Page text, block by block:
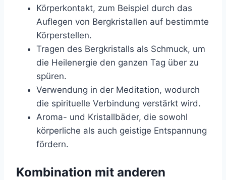
Körperkontakt, zum Beispiel durch das
Auflegen von Bergkristallen auf bestimmte
Körperstellen.
Tragen des Bergkristalls als Schmuck, um
die Heilenergie den ganzen Tag über zu
spüren.
Verwendung in der Meditation, wodurch
die spirituelle Verbindung verstärkt wird.
Aroma- und Kristallbäder, die sowohl
körperliche als auch geistige Entspannung
fördern.
Kombination mit anderen